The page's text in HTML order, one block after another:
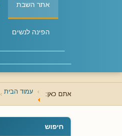
אתר השבת
הפינה לנשים
אתם כאן: עמוד הבית
חיפוש